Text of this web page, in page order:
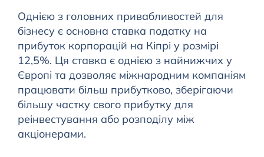
Однією з головних привабливостей для
бізнесу є основна ставка податку на
прибуток корпорацій на Кіпрі у розмірі
12,5%. Ця ставка є однією з найнижчих у
Європі та дозволяє міжнародним компаніям
працювати більш прибутково, зберігаючи
більшу частку свого прибутку для
реінвестування або розподілу між
акціонерами.